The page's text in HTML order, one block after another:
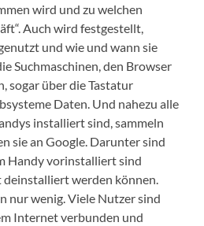
wird und zu welchen
Auch wird festgestellt,
und wie und wann sie
Suchmaschinen, den Browser
sogar über die Tastatur
Daten. Und nahezu alle
installiert sind, sammeln
sie an Google. Darunter sind
Handy vorinstalliert sind
deinstalliert werden können.
nur wenig. Viele Nutzer sind
Internet verbunden und